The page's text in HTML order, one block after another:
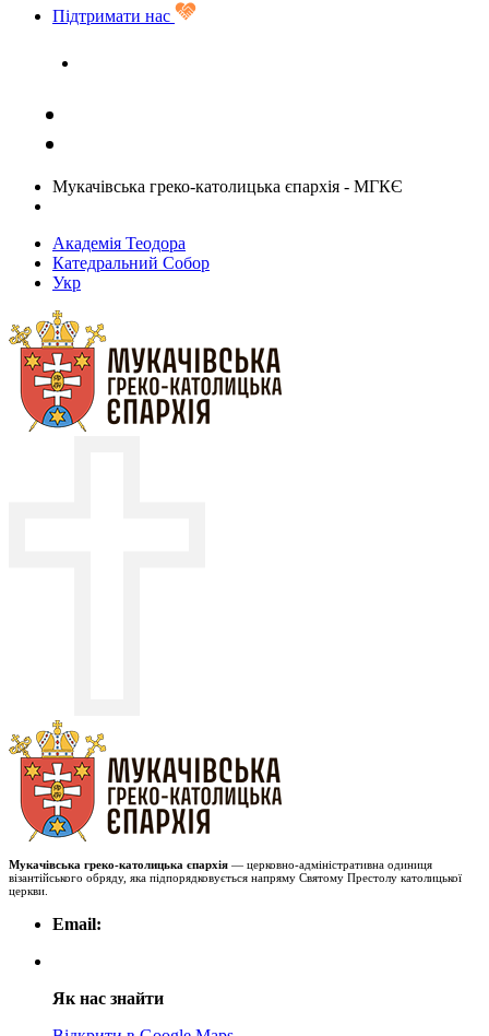
Підтримати нас
Мукачівська греко-католицька єпархія - МГКЄ
Академія Теодора
Катедральний Собор
Укр
Мукачівська греко-католицька єпархія — церковно-адміністративна одиниця
візантійського обряду, яка підпорядковується напряму Святому Престолу католицької
церкви.
Email:
Як нас знайти